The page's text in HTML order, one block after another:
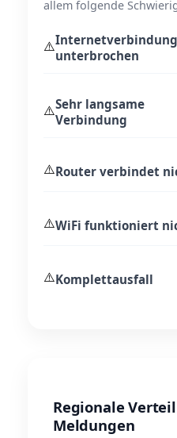
allem folgende
⚠️Internetverbindung
unterbrochen
⚠️Sehr langsame
Verbindung
⚠️Router verbindet
⚠️WiFi funktioniert
⚠️Komplettausfall
Regionale
Meldungen